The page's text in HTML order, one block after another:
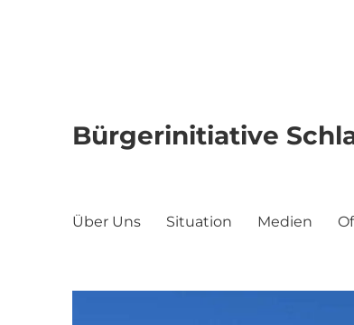
Bürgerinitiative
Über Uns Situation Medien